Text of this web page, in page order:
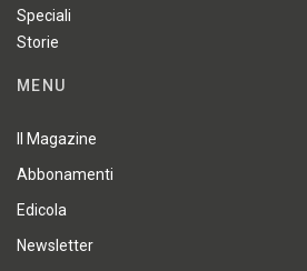
Speciali
Storie
MENU
Il Magazine
Abbonamenti
Edicola
Newsletter